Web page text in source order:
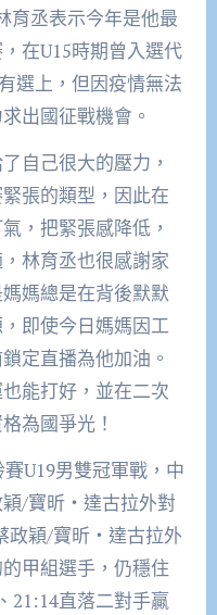
育丞表示今年是他最
在U15時期曾入選代
選上，但因疫情無法
出國征戰機會。
自己很大的壓力，
張的類型，因此在
，把緊張感降低，
林育丞也很感謝家
媽總是在背後默默
即使今日媽媽因工
定直播為他加油。
能打好，並在二次
為國爭光！
U19男雙冠軍戰，中
穎/寶昕‧達古拉外對
政穎/寶昕‧達古拉外
甲組選手，仍穩住
21:14直落二對手贏